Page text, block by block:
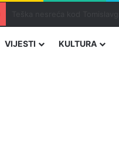
VIJESTI KULTURA